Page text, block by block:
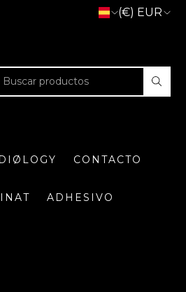
(€) EUR
CONTACTO
ADHESIVO